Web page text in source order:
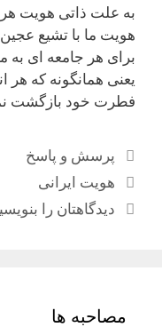
به علت ذاتی هویت
هویت ما با تشیع
برای هر جامعه ای
یعنی همانگونه که هر
فطرت خود بازگشت
دسته‌ها
پرسش و پاسخ
برچسب‌ها
هویت ایرانی
دیدگاهتان را
مصاحبه ها